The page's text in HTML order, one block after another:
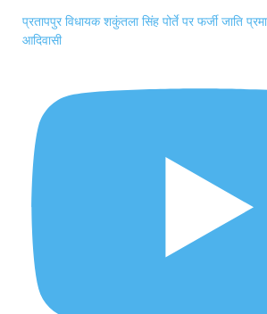
प्रतापपुर विधायक शकुंतला सिंह पोर्ते पर फर्जी जाति
आदिवासी